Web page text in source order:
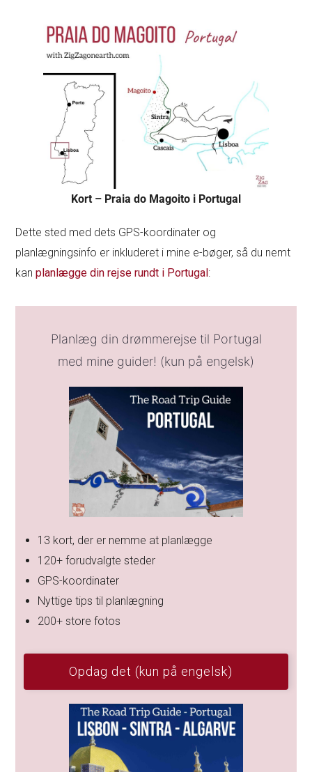
Kort – Praia do Magoito i Portugal
Dette sted med dets GPS-koordinater og
planlægningsinfo er inkluderet i mine e-bøger, så du nemt
kanplanlægge din rejse rundt i Portugal :
Planlæg din drømmerejse til Portugal
med mine guider! (kun på engelsk)
13 kort, der er nemme at planlægge
120+ forudvalgte steder
GPS-koordinater
Nyttige tips til planlægning
200+ store fotos
Opdag det (kun på engelsk)